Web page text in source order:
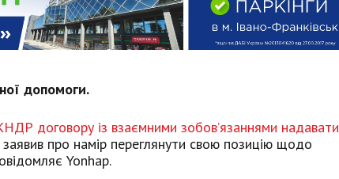
допомоги.
договору із взаємними зобов’язаннями надавати
про намір переглянути свою позицію щодо
Yonhap.